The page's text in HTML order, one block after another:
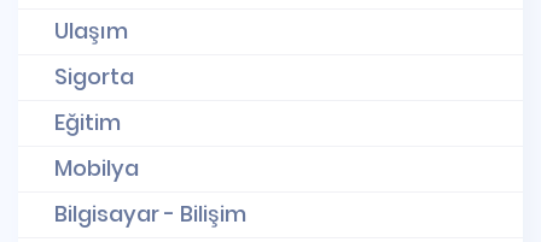
Ulaşım
Sigorta
Eğitim
Mobilya
Bilgisayar - Bilişim